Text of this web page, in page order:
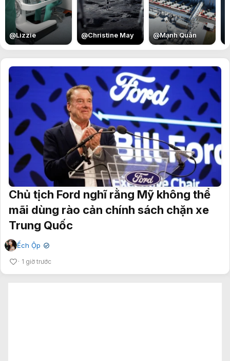
@Lizzie @Christine May @Mạnh Quân
Chủ tịch Ford nghĩ rằng Mỹ không thể
mãi dùng rào cản chính sách chặn xe
Trung Quốc
Ếch Ộp ✔
1 giờ trước